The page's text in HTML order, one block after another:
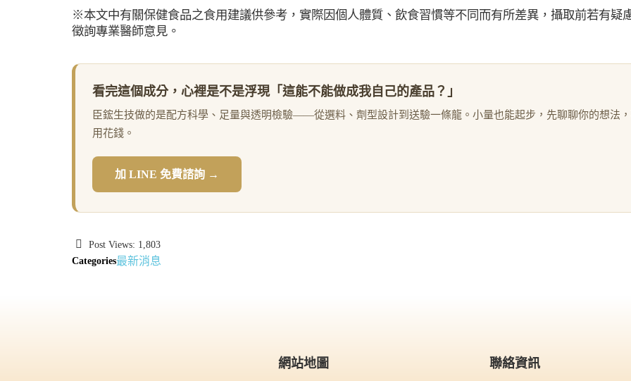
※本文中有關保健食品之食用建議供參考，實際因個人體質、飲食習慣等不同而有所差異，攝取前若有疑
徵詢專業醫師意見。
看完這個成分，心裡是不是浮現「這能不能做成我自己的產品？」
臣鋐生技做的是配方科學、足量與透明檢驗——從選料、劑型設計到送驗一條龍。小量也能起步，先聊聊你的想法
用花錢。
加 LINE 免費諮詢 →
Post Views: 1,803
Categories最新消息
網站地圖 聯絡資訊